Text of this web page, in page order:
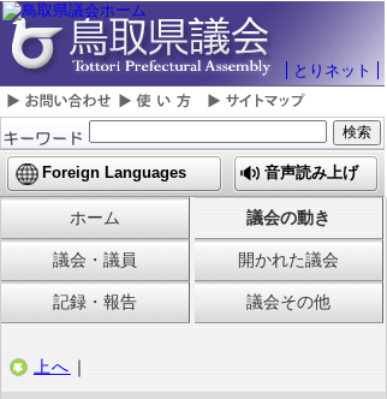
とりネット
Foreign Languages 音声読み上げ
ホーム 議会の動き
議会・議員 開かれた議会
記録・報告 議会その他
上へ ｜